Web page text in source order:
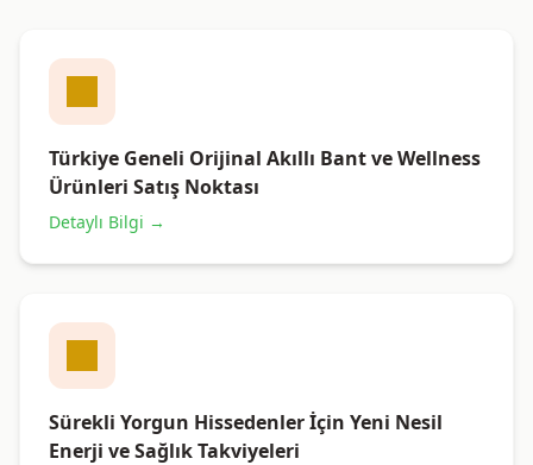
Türkiye Geneli Orijinal Akıllı Bant ve Wellness
Ürünleri Satış Noktası
Detaylı Bilgi →
Sürekli Yorgun Hissedenler İçin Yeni Nesil
Enerji ve Sağlık Takviyeleri